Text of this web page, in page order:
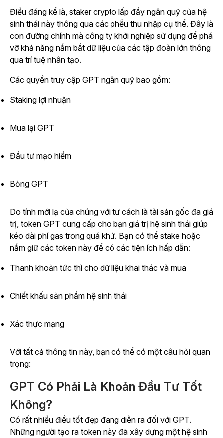
Điều đáng kể là, staker crypto lấp đầy ngân quỹ của hệ
sinh thái này thông qua các phễu thu nhập cụ thể. Đây là
con đường chính mà công ty khởi nghiệp sử dụng để phá
vỡ khả năng nắm bắt dữ liệu của các tập đoàn lớn thông
qua trí tuệ nhân tạo.
Các quyền truy cập GPT ngân quỹ bao gồm:
Staking lợi nhuận
Mua lại GPT
Đầu tư mạo hiểm
Bỏng GPT
Do tính mới lạ của chúng với tư cách là tài sản gốc đa giá
trị, token GPT cung cấp cho bạn giá trị hệ sinh thái giúp
kéo dài phí gas trong quá khứ. Bạn có thể stake hoặc
nắm giữ các token này để có các tiện ích hấp dẫn:
Thanh khoản tức thì cho dữ liệu khai thác và mua
Chiết khấu sản phẩm hệ sinh thái
Xác thực mạng
Với tất cả thông tin này, bạn có thể có một câu hỏi quan
trọng:
GPT Có Phải Là Khoản Đầu Tư Tốt
Không?
Có rất nhiều điều tốt đẹp đang diễn ra đối với GPT.
Những người tạo ra token này đã xây dựng một hệ sinh